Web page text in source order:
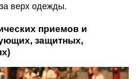
верх одежды.
приемов и
защитных,